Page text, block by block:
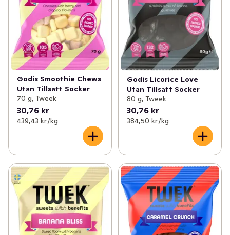
Godis Smoothie Chews
Utan Tillsatt Socker
70 g, Tweek
30,76 kr
439,43 kr /kg
Godis Licorice Love
Utan Tillsatt Socker
80 g, Tweek
30,76 kr
384,50 kr /kg